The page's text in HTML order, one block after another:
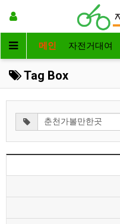
메인 자전거대여
Tag Box